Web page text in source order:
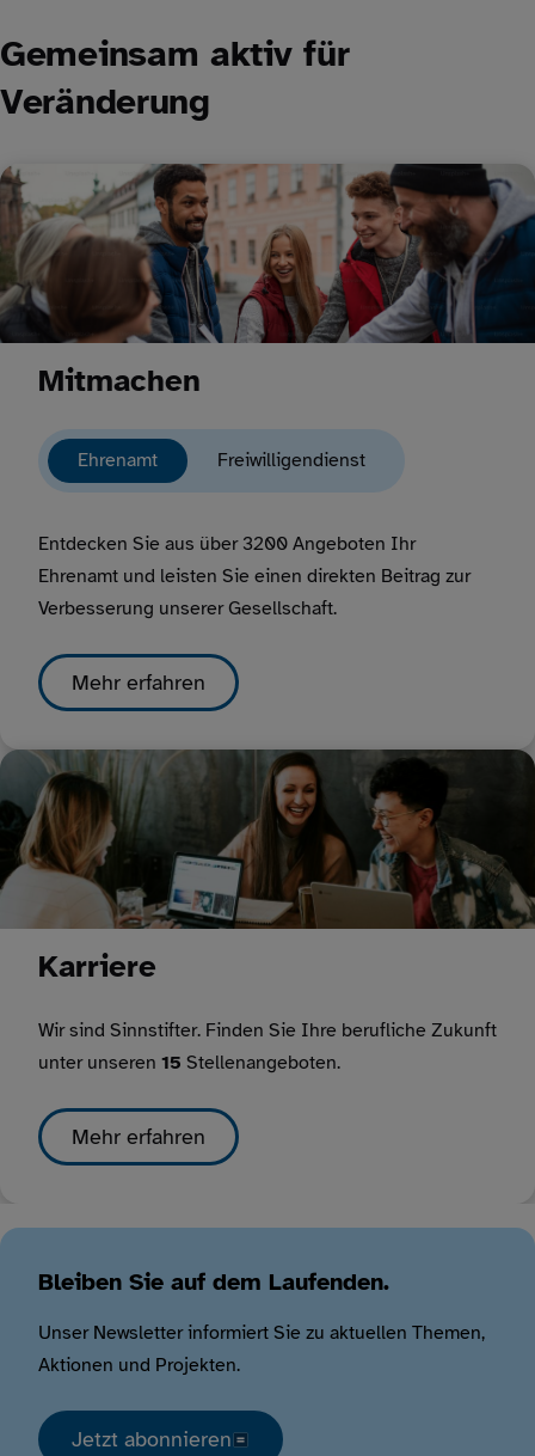
Gemeinsam aktiv für
Veränderung
Mitmachen
Ehrenamt Freiwilligendienst
Entdecken Sie aus über 3200 Angeboten Ihr
Ehrenamt und leisten Sie einen direkten Beitrag zur
Verbesserung unserer Gesellschaft.
Mehr erfahren
Karriere
Wir sind Sinnstifter. Finden Sie Ihre berufliche Zukunft
unter unseren 15 Stellenangeboten.
Mehr erfahren
Bleiben Sie auf dem Laufenden.
Unser Newsletter informiert Sie zu aktuellen Themen,
Aktionen und Projekten.
Jetzt abonnieren